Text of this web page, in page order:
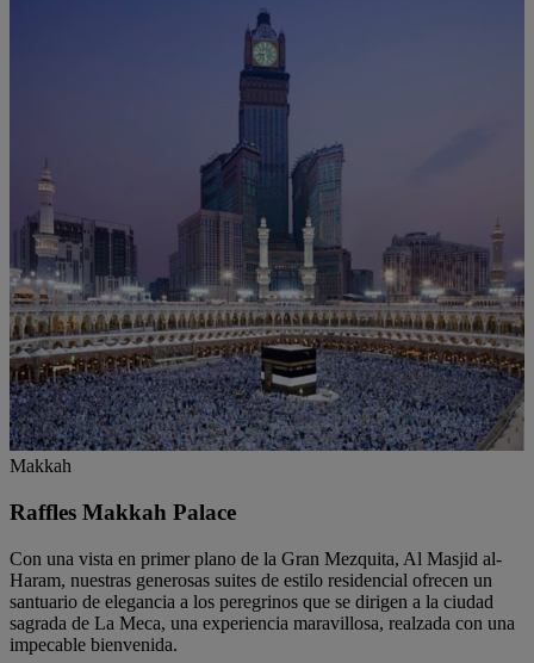
Makkah
Raffles Makkah Palace
Con una vista en primer plano de la Gran Mezquita, Al Masjid al-
Haram, nuestras generosas suites de estilo residencial ofrecen un
santuario de elegancia a los peregrinos que se dirigen a la ciudad
sagrada de La Meca, una experiencia maravillosa, realzada con una
impecable bienvenida.